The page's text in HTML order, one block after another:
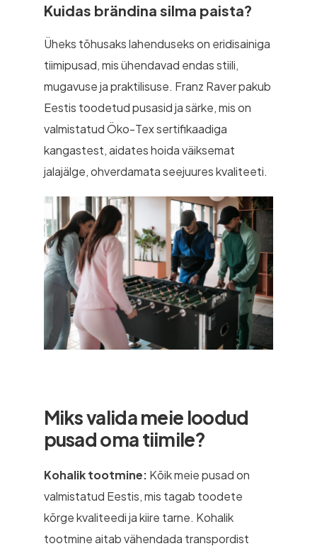
Kuidas brändina silma paista?
Üheks tõhusaks lahenduseks on eridisainiga
tiimipusad, mis ühendavad endas stiili,
mugavuse ja praktilisuse. Franz Raver pakub
Eestis toodetud pusasid ja särke, mis on
valmistatud Öko-Tex sertifikaadiga
kangastest, aidates hoida väiksemat
jalajälge, ohverdamata seejuures kvaliteeti.
Miks valida meie loodud
pusad oma tiimile?
Kohalik tootmine: Kõik meie pusad on
valmistatud Eestis, mis tagab toodete
kõrge kvaliteedi ja kiire tarne. Kohalik
tootmine aitab vähendada transpordist